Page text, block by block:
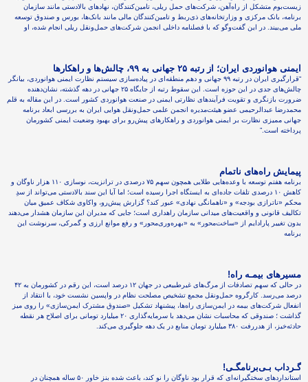
زیست‌بوم متشکل از راه‌آهن، شرکت‌های حمل ریلی، تامین‌کنندگان، نهادهای بالادستی مانند سازمان
برنامه، بانک مرکزی و وزارتخانه‌های ذی‌ربط و تامین‌کنندگان مالی مانند بانک‌ها، بورس و صندوق توسعه
ملی می‌بیند. در این گفت‌وگو که با فصلنامه داخلی انجمن شرکت‌های حمل‌ونقل ریلی انجام شده، او
ایمنی هوانوردی ایران؛ از رتبه ۲۵ جهانی به ۹۹، چالش‌ها و راهکارها
“قرارگیری ایران در رتبه ۹۹ جهانی و دهم منطقه‌ای در پیاده‌سازی سیستم نظارت ایمنی هوانوردی، بیانگر
چالش‌های جدی در این حوزه است. این سقوط رتبه از جایگاه ۲۵ جهانی در دهه گذشته، نشان‌دهنده
ضرورت بازنگری و تقویت فرآیندهای نظارتی ایمنی در صنعت هوانوردی کشور است. در این مقاله به قلم
محمدرضا عبدالرحیمی عضو هیئت‌مدیره انجمن علمی حمل‌ونقل هوایی ایران به بررسی ابعاد برنامه
جهانی ممیزی نظارت بر ایمنی هوانوردی و راهکارهای پیش‌رو برای بهبود وضعیت ایمنی کشورمان
پرداخته است.”
پیمایش راه‌های ناتمام
برنامه هفتم توسعه با وعده‌هایی طلایی همچون سهم ۷۵ درصدی در ترانزیت، نوسازی ۱۱۰ هزار ناوگان و
کاهش ۱۰ درصدی تلفات جاده‌ای به ایستگاه اجرا رسیده است؛ اما آیا این سند بالادستی می‌تواند از سدِ
محکم «ناترازی بودجه» و «ناهمانگی نهادی» عبور کند؟ گزارش پیش‌رو، واکاوی شکاف عمیق میان
تکالیف قانونی و واقعیت‌های میدانی سازمان راهداری است؛ جایی که مدیران این سازمان هشدار می‌دهند
بدون تغییر پارادایم از «ساخت‌محور» به «بهره‌وری‌محور» و رفع موانع ارزی و گمرکی، سرنوشت این
برنامه
مسیرهای بیمـه راه!
در حالی که سهم تصادفات از مرگ‌های غیرطبیعی در جهان ۱۲ درصد است، این رقم در کشورمان به ۴۲
درصد می‌رسد. کارگروه حمل‌ونقل مجمع تشخیص مصلحت نظام در واپسین نشست خود، با انتقاد از
انفعال شرکت‌های بیمه در ایمن‌سازی راه‌ها، پیشنهاد تشکیل «صندوق مشترک ایمن‌سازی» را روی میز
گذاشت ؛ صندوقی که محاسبات نشان می‌دهد با سرمایه‌گذاری ۲۰ میلیارد تومانی برای اصلاح هر نقطه
حادثه‌خیز، از هدررفت ۳۸۰ میلیارد تومان منابع در یک دهه جلوگیری می‌کند.
گـرداب بـی‌برنامگـی!
استانداردهای سختگیرانه‌ای که قرار بود ناوگان را نو کند، باعث شده بنز خاور ۵۰ ساله همچنان در